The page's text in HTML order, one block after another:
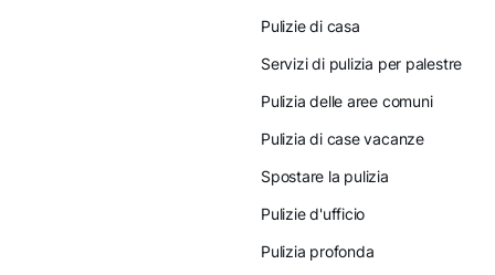
Pulizie di casa
Servizi di pulizia per palestre
Pulizia delle aree comuni
Pulizia di case vacanze
Spostare la pulizia
Pulizie d'ufficio
Pulizia profonda